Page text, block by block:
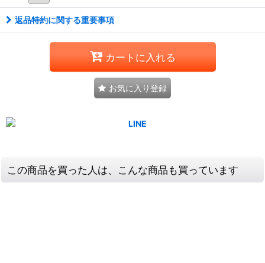
返品特約に関する重要事項
カートに入れる
お気に入り登録
この商品を買った人は、こんな商品も買っています